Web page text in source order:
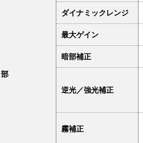
ダイナミックレンジ
最大ゲイン
暗部補正
逆光／強光補正
霧補正